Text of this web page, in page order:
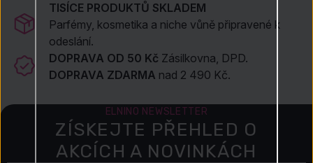
TISÍCE PRODUKTŮ SKLADEM
Parfémy, kosmetika a niche vůně připravené k
odeslání.
DOPRAVA OD 50 Kč Zásilkovna, DPD.
DOPRAVA ZDARMA nad 2 490 Kč.
ELNINO NEWSLETTER
ZÍSKEJTE PŘEHLED O
AKCÍCH A NOVINKÁCH